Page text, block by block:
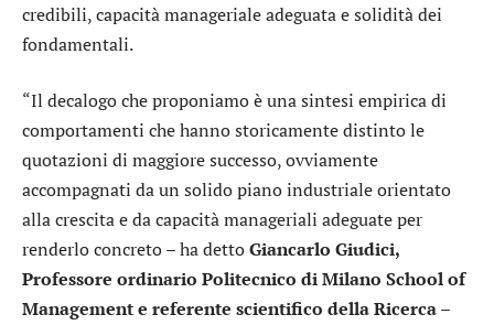
credibili, capacità manageriale adeguata e solidità dei
fondamentali.
“Il decalogo che proponiamo è una sintesi empirica di
comportamenti che hanno storicamente distinto le
quotazioni di maggiore successo, ovviamente
accompagnati da un solido piano industriale orientato
alla crescita e da capacità manageriali adeguate per
renderlo concreto – ha dettoGiancarlo Giudici,
Professore ordinario Politecnico di Milano School of
Management e referente scientifico della Ricerca–